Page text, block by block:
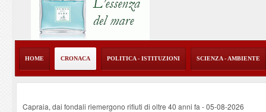
HOME CRONACA POLITICA - ISTITUZIONI SCIENZA - AMBIENTE
Capraia, dai fondali riemergono rifiuti di oltre 40 anni fa -05-08-2026